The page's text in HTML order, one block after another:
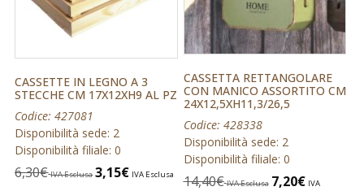
CASSETTE IN LEGNO A 3
STECCHE CM 17X12XH9 AL PZ
Codice: 427081
Disponibilità sede: 2
Disponibilità filiale: 0
6,30€ IVA Esclusa 3,15€ IVA Esclusa
CASSETTA RETTANGOLARE
CON MANICO ASSORTITO CM
24X12,5XH11,3/26,5
Codice: 428338
Disponibilità sede: 2
Disponibilità filiale: 0
14,40€ IVA Esclusa 7,20€ IVA